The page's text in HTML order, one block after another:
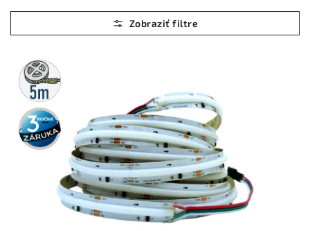
Najlacnejšie
Najdrahšie
Abecedne
5m
rolka
3 roky
záruka